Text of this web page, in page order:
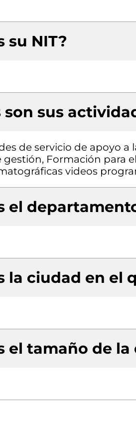
su NIT?
son sus
de servicio de apoyo a
gestión, Formación para
videos
el
la ciudad en el
el tamaño de la